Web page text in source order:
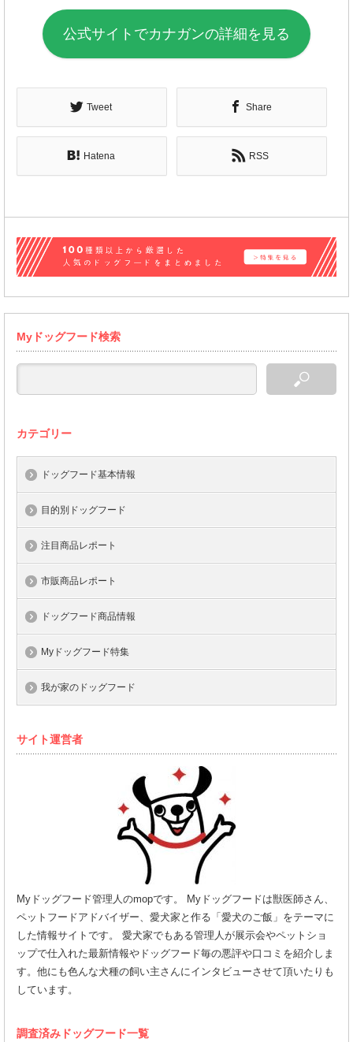
公式サイトでカナガンの詳細を見る
Tweet Share
Hatena RSS
Myドッグフード検索
カテゴリー
ドッグフード基本情報
目的別ドッグフード
注目商品レポート
市販商品レポート
ドッグフード商品情報
Myドッグフード特集
我が家のドッグフード
サイト運営者
Myドッグフード管理人のmopです。 Myドッグフードは獣医師さん、
ペットフードアドバイザー、愛犬家と作る「愛犬のご飯」をテーマに
した情報サイトです。 愛犬家でもある管理人が展示会やペットショ
ップで仕入れた最新情報やドッグフード毎の悪評や口コミを紹介しま
す。他にも色んな犬種の飼い主さんにインタビューさせて頂いたりも
しています。
調査済みドッグフード一覧